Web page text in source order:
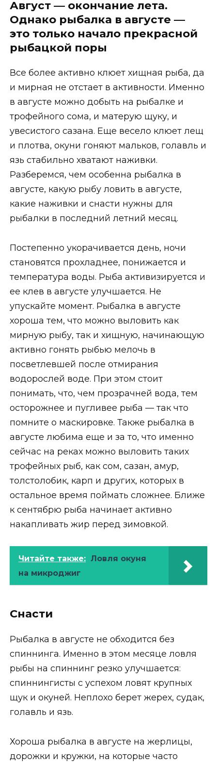
Август — окончание лета.
Однако рыбалка в августе —
это только начало прекрасной
рыбацкой поры
Все более активно клюет хищная рыба, да
и мирная не отстает в активности. Именно
в августе можно добыть на рыбалке и
трофейного сома, и матерую щуку, и
увесистого сазана. Еще весело клюет лещ
и плотва, окуни гоняют мальков, голавль и
язь стабильно хватают наживки.
Разберемся, чем особенна рыбалка в
августе, какую рыбу ловить в августе,
какие наживки и снасти нужны для
рыбалки в последний летний месяц.
Постепенно укорачивается день, ночи
становятся прохладнее, понижается и
температура воды. Рыба активизируется и
ее клев в августе улучшается. Не
упускайте момент. Рыбалка в августе
хороша тем, что можно выловить как
мирную рыбу, так и хищную, начинающую
активно гонять рыбью мелочь в
посветлевшей после отмирания
водорослей воде. При этом стоит
понимать, что, чем прозрачней вода, тем
осторожнее и пугливее рыба — так что
помните о маскировке. Также рыбалка в
августе любима еще и за то, что именно
сейчас на реках можно выловить таких
трофейных рыб, как сом, сазан, амур,
толстолобик, карп и других, которых в
остальное время поймать сложнее. Ближе
к сентябрю рыба начинает активно
накапливать жир перед зимовкой.
Читайте также: Ловля окуня
на микроджиг
Снасти
Рыбалка в августе не обходится без
спиннинга. Именно в этом месяце ловля
рыбы на спиннинг резко улучшается:
спиннингисты с успехом ловят крупных
щук и окуней. Неплохо берет жерех, судак,
голавль и язь.
Хороша рыбалка в августе на жерлицы,
дорожки и кружки, на которые часто